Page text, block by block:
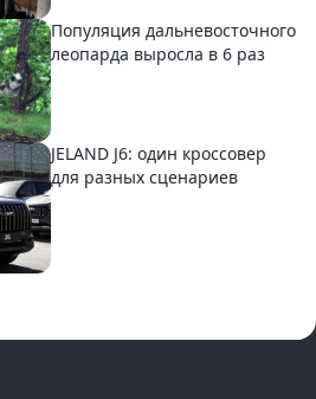
Популяция дальневосточного
леопарда выросла в 6 раз
JELAND J6: один кроссовер
для разных сценариев